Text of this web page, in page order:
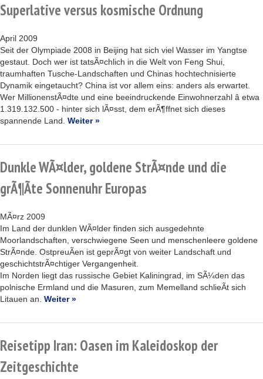
Superlative versus kosmische Ordnung
April 2009
Seit der Olympiade 2008 in Beijing hat sich viel Wasser im Yangtse
gestaut. Doch wer ist tatsÃ¤chlich in die Welt von Feng Shui,
traumhaften Tusche-Landschaften und Chinas hochtechnisierte
Dynamik eingetaucht? China ist vor allem eins: anders als erwartet.
Wer MillionenstÃ¤dte und eine beeindruckende Einwohnerzahl â etwa
1.319.132.500 - hinter sich lÃ¤sst, dem erÃ¶ffnet sich dieses
spannende Land. Weiter »
Dunkle WÃ¤lder, goldene StrÃ¤nde und die
grÃ¶Ãte Sonnenuhr Europas
MÃ¤rz 2009
Im Land der dunklen WÃ¤lder finden sich ausgedehnte
Moorlandschaften, verschwiegene Seen und menschenleere goldene
StrÃ¤nde. OstpreuÃen ist geprÃ¤gt von weiter Landschaft und
geschichtstrÃ¤chtiger Vergangenheit.
Im Norden liegt das russische Gebiet Kaliningrad, im SÃ¼den das
polnische Ermland und die Masuren, zum Memelland schlieÃt sich
Litauen an. Weiter »
Reisetipp Iran: Oasen im Kaleidoskop der
Zeitgeschichte